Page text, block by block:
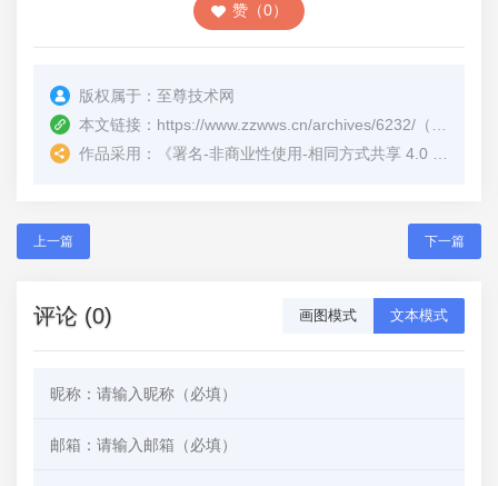
赞（0）
版权属于： 至尊技术网
本文链接： https://www.zzwws.cn/archives/6232/ （转载时请注明本文出处及文章链接）
作品采用：
《署名-非商业性使用-相同方式共享 4.0 国际 (CC BY-NC-SA 4.0)
上一篇 下一篇
评论 (0) 画图模式 文本模式